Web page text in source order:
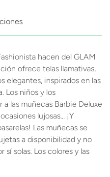
hacen del GLAM
ofrece telas llamativas,
elegantes, inspirados en las
Los niños y los
las muñecas Barbie Deluxe
lujosas... ¡Y
Las muñecas se
a disponibilidad y no
sí solas. Los colores y las